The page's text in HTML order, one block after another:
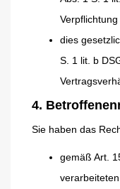
dies
S. 1 lit. b
4.
Sie haben das
gemäß Art.